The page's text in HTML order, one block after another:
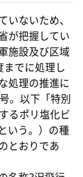
ないため、
が把握してい
施設及び区域
でに処理し
処理の推進に
。以下「特別
るポリ塩化ビ
いう。）の種
とおりであ